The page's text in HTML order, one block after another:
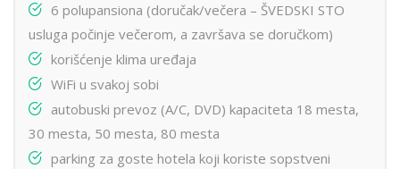
6 polupansiona (doručak/večera – ŠVEDSKI STO
usluga počinje večerom, a završava se doručkom)
korišćenje klima uređaja
WiFi u svakoj sobi
autobuski prevoz (A/C, DVD) kapaciteta 18 mesta,
30 mesta, 50 mesta, 80 mesta
parking za goste hotela koji koriste sopstveni